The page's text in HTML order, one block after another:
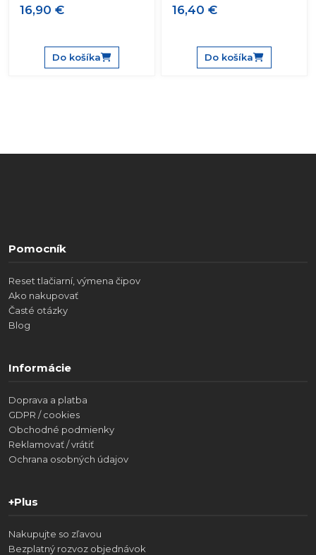
16,90 €
Do košíka
16,40 €
Do košíka
Pomocník
Reset tlačiarní, výmena čipov
Ako nakupovať
Časté otázky
Blog
Informácie
Doprava a platba
GDPR / cookies
Obchodné podmienky
Reklamovať / vrátiť
Ochrana osobných údajov
+Plus
Nakupujte so zľavou
Bezplatný rozvoz objednávok